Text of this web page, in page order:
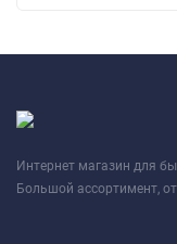
Интернет магазин для
Большой ассортимент,